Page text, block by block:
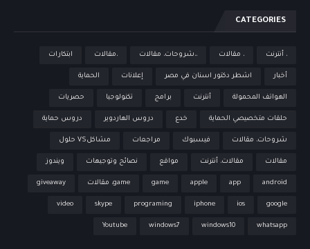
CATEGORIES
، أنترنت ، مقالات ،،شروحات، مقالات ،مقالات ابتكارات
أخبار اشطر دكتور اسنان في مصر إعلانات الحماية
الهواتف المحمولة أنترنت برامج تكنولوجيا حصريات
حلقات متخصيصي الحماية خدع دروس الهاردوير دروس حماية
شروحات، مقالات فيسبوك مراجعات مشاكلVS حلول
مقالات مقالات، أنترنت مواقع نصائح وتوجيهات ويندوز
android
app
apple
game game، مقالات giveaway
google
ios
iphone
programing
skype
video
whatsapp
windows10
windows7
Youtube